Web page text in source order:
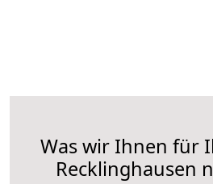
Was wir Ihnen für
Recklinghausen